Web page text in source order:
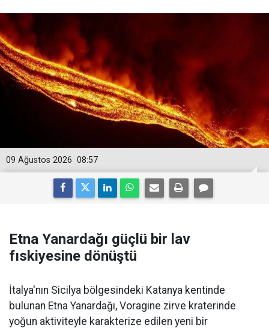
08:57
09 Ağustos 2026
Etna Yanardağı güçlü bir lav
fıskiyesine dönüştü
İtalya'nın Sicilya bölgesindeki Katanya kentinde
bulunan Etna Yanardağı, Voragine zirve kraterinde
yoğun aktiviteyle karakterize edilen yeni bir